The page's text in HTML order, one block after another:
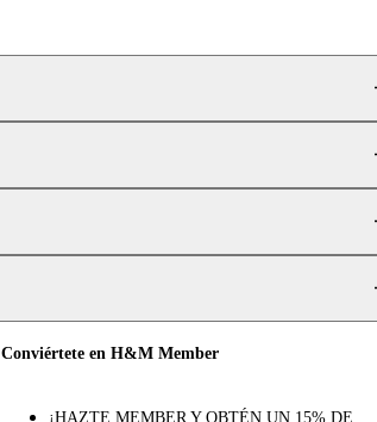
Conviértete en H&M Member
¡HAZTE MEMBER Y OBTÉN UN 15% DE